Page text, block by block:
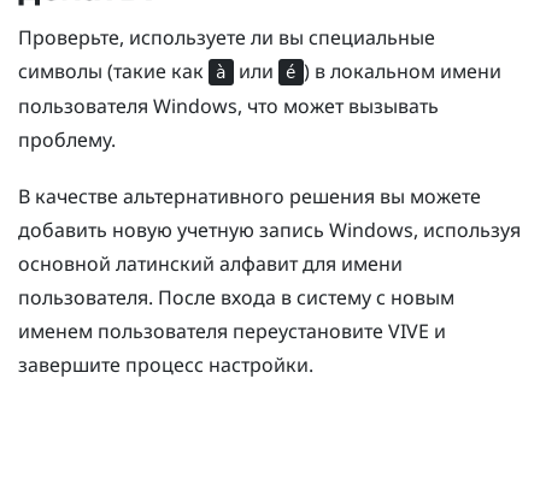
Проверьте, используете ли вы специальные
символы (такие как
à или é ) в локальном имени
пользователя Windows, что может вызывать
проблему.
В качестве альтернативного решения вы можете
добавить новую учетную запись Windows, используя
основной латинский алфавит для имени
пользователя. После входа в систему с новым
именем пользователя переустановите VIVE и
завершите процесс настройки.